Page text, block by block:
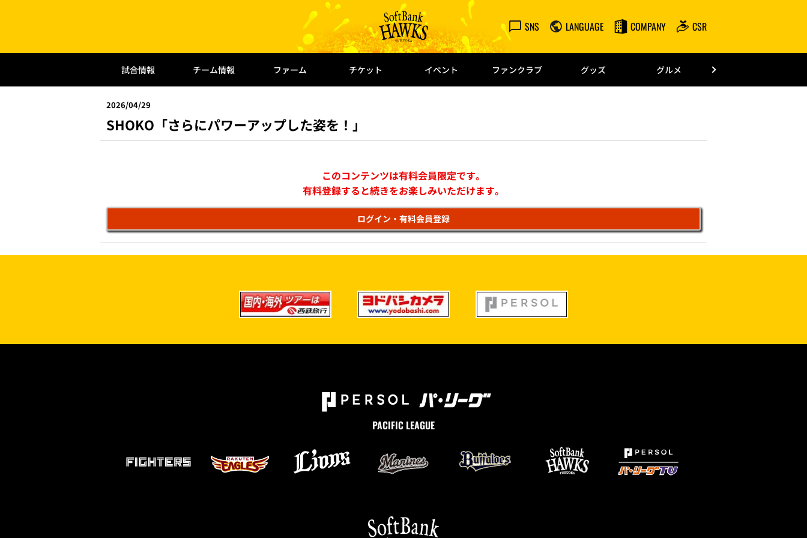
SNS LANGUAGE COMPANY CSR
試合情報 チーム情報 ファーム チケット イベント ファンクラブ グッズ グルメ
2026/04/29
SHOKO「さらにパワーアップした姿を！」
このコンテンツは有料会員限定です。
有料登録すると続きをお楽しみいただけます。
ログイン・有料会員登録
PACIFIC LEAGUE